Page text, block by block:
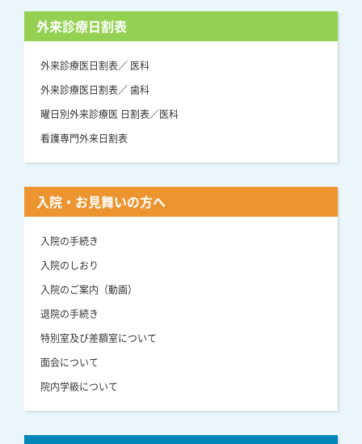
外来診療日割表
外来診療医日割表／ 医科
外来診療医日割表／ 歯科
曜日別外来診療医 日割表／医科
看護専門外来日割表
入院・お見舞いの方へ
入院の手続き
入院のしおり
入院のご案内（動画）
退院の手続き
特別室及び差額室について
面会について
院内学級について